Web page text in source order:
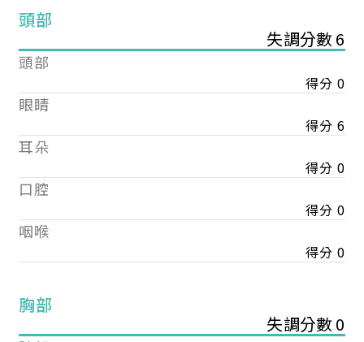
頭部
失調分數 6
頭部
得分 0
眼睛
得分 6
耳朵
得分 0
口腔
得分 0
咽喉
得分 0
胸部
失調分數 0